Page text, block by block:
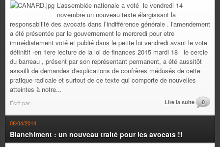
L’assemblée nationale a voté le vendredi 14
novembre un nouveau texte élargissant la
responsabilité des avocats dans l’indifférence générale . l'amendement
a été présentée par le gouvernement le mercredi pour etre
immédiatement voté et publié dans le petite loi vendredi avant le vote
définitif -en 1ere lecture de la loi de finances 2015 mardi 18 le cercle
du barreau , présent par son représentant permanent, a été aussitôt
assailli de demandes d'explications de confrères médusés de cette
pratique radicale et surtout de ce texte qui comporte de nouvelles
atteintes à notre...
Écrit par Lire la suite 0
08/04/2014
Blanchiment : un nouveau traité pour les avocats !!